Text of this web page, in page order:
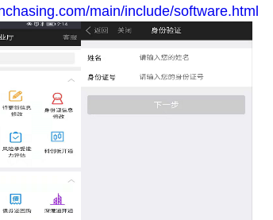
main/include/software.html